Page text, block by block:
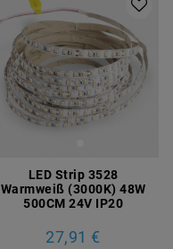
LED Strip 3528
Warmweiß (3000K) 48W
500CM 24V IP20
27,91 €